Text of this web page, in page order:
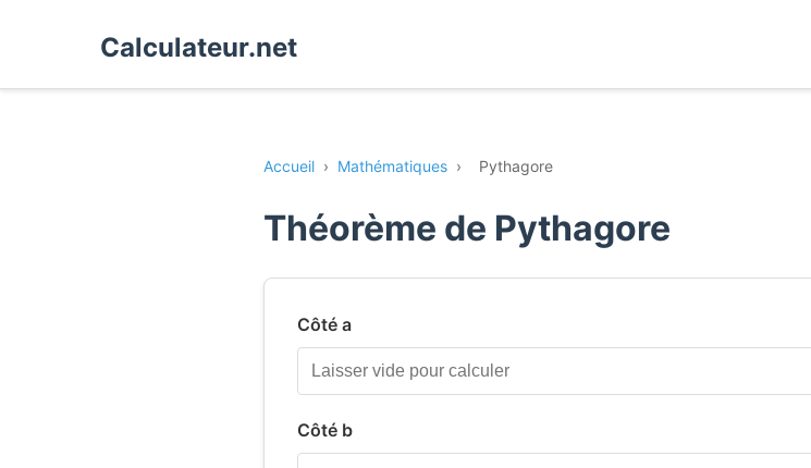
Calculateur.net
Accueil › Mathématiques › Pythagore
Théorème de Pythagore
Côté a
Côté b